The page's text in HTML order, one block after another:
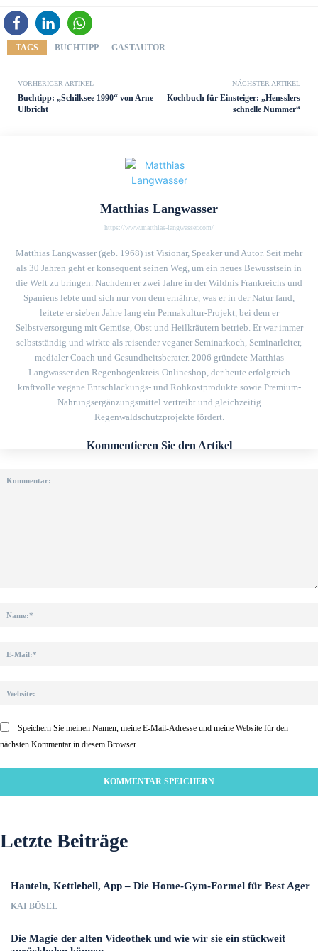
TAGS BUCHTIPP GASTAUTOR
VORHERIGER ARTIKEL
Buchtipp: „Schilksee 1990“ von Arne
Ulbricht
NÄCHSTER ARTIKEL
Kochbuch für Einsteiger: „Hensslers
schnelle Nummer“
Matthias Langwasser
https://www.matthias-langwasser.com/
Matthias Langwasser (geb. 1968) ist Visionär, Speaker und Autor. Seit mehr
als 30 Jahren geht er konsequent seinen Weg, um ein neues Bewusstsein in
die Welt zu bringen. Nachdem er zwei Jahre in der Wildnis Frankreichs und
Spaniens lebte und sich nur von dem ernährte, was er in der Natur fand,
leitete er sieben Jahre lang ein Permakultur-Projekt, bei dem er
Selbstversorgung mit Gemüse, Obst und Heilkräutern betrieb. Er war immer
selbstständig und wirkte als reisender veganer Seminarkoch, Seminarleiter,
medialer Coach und Gesundheitsberater. 2006 gründete Matthias
Langwasser den Regenbogenkreis-Onlineshop, der heute erfolgreich
kraftvolle vegane Entschlackungs- und Rohkostprodukte sowie Premium-
Nahrungsergänzungsmittel vertreibt und gleichzeitig
Regenwaldschutzprojekte fördert.
Kommentieren Sie den Artikel
Speichern Sie meinen Namen, meine E-Mail-Adresse und meine Website für den
nächsten Kommentar in diesem Browser.
Letzte Beiträge
Hanteln, Kettlebell, App – Die Home-Gym-Formel für Best Ager
KAI BÖSEL
Die Magie der alten Videothek und wie wir sie ein stückweit